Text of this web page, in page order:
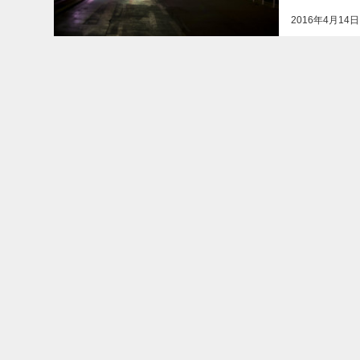
2016年4月14日
一定間...